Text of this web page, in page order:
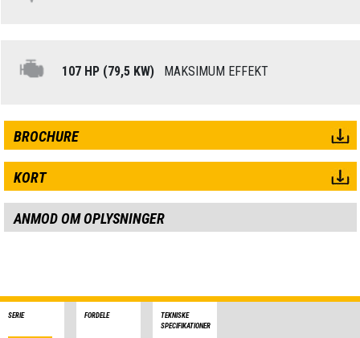
107 HP (79,5 KW) MAKSIMUM EFFEKT
BROCHURE
KORT
ANMOD OM OPLYSNINGER
SERIE FORDELE
TEKNISKE
SPECIFIKATIONER